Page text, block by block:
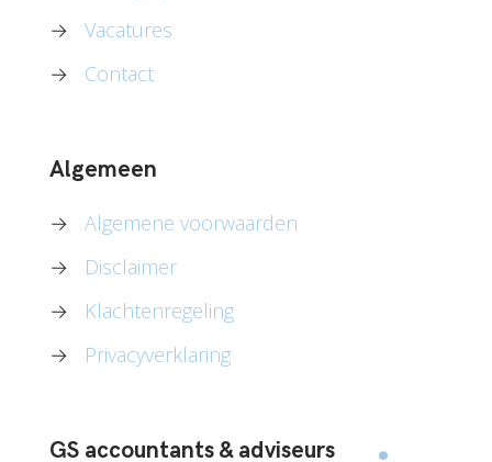
→
Vacatures
→
Contact
Algemeen
→
Algemene voorwaarden
→
Disclaimer
→
Klachtenregeling
→
Privacyverklaring
GS accountants & adviseurs